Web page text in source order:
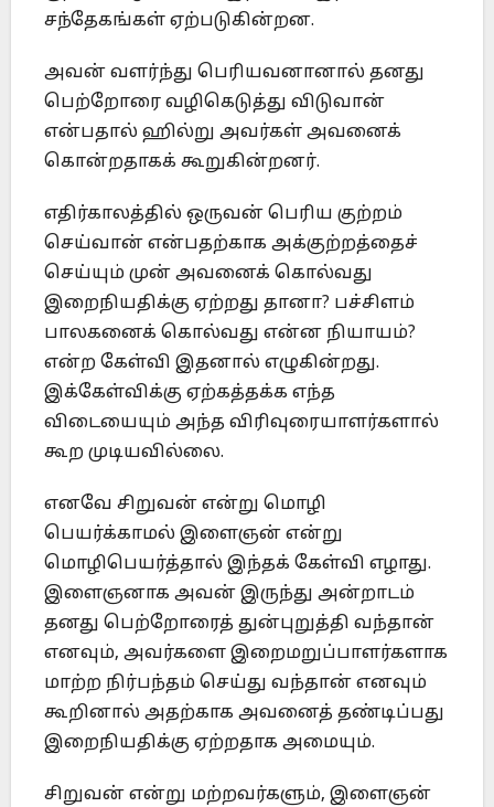
சந்தேகங்கள் ஏற்படுகின்றன.
அவன் வளர்ந்து பெரியவனானால் தனது
பெற்றோரை வழிகெடுத்து விடுவான்
என்பதால் ஹில்று அவர்கள் அவனைக்
கொன்றதாகக் கூறுகின்றனர்.
எதிர்காலத்தில் ஒருவன் பெரிய குற்றம்
செய்வான் என்பதற்காக அக்குற்றத்தைச்
செய்யும் முன் அவனைக் கொல்வது
இறைநியதிக்கு ஏற்றது தானா? பச்சிளம்
பாலகனைக் கொல்வது என்ன நியாயம்?
என்ற கேள்வி இதனால் எழுகின்றது.
இக்கேள்விக்கு ஏற்கத்தக்க எந்த
விடையையும் அந்த விரிவுரையாளர்களால்
கூற முடியவில்லை.
எனவே சிறுவன் என்று மொழி
பெயர்க்காமல் இளைஞன் என்று
மொழிபெயர்த்தால் இந்தக் கேள்வி எழாது.
இளைஞனாக அவன் இருந்து அன்றாடம்
தனது பெற்றோரைத் துன்புறுத்தி வந்தான்
எனவும், அவர்களை இறைமறுப்பாளர்களாக
மாற்ற நிர்பந்தம் செய்து வந்தான் எனவும்
கூறினால் அதற்காக அவனைத் தண்டிப்பது
இறைநியதிக்கு ஏற்றதாக அமையும்.
சிறுவன் என்று மற்றவர்களும், இளைஞன்